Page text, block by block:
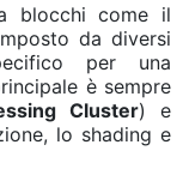
blocchi come il
da diversi
per una
è sempre
Cluster) e
lo shading e